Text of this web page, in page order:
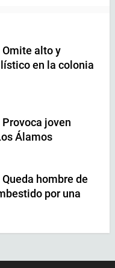
Omite alto y
en la colonia
Provoca joven
Álamos
Queda hombre de
por una